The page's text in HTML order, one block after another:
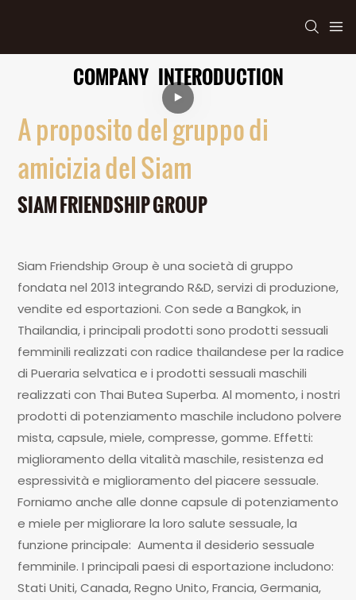
COMPANY INTERODUCTION
A proposito del gruppo di
amicizia del Siam
SIAM FRIENDSHIP GROUP
Siam Friendship Group è una società di gruppo
fondata nel 2013 integrando R&D, servizi di produzione,
vendite ed esportazioni. Con sede a Bangkok, in
Thailandia, i principali prodotti sono prodotti sessuali
femminili realizzati con radice thailandese per la radice
di Pueraria selvatica e i prodotti sessuali maschili
realizzati con Thai Butea Superba. Al momento, i nostri
prodotti di potenziamento maschile includono polvere
mista, capsule, miele, compresse, gomme. Effetti:
miglioramento della vitalità maschile, resistenza ed
espressività e miglioramento del piacere sessuale.
Forniamo anche alle donne capsule di potenziamento
e miele per migliorare la loro salute sessuale, la
funzione principale: Aumenta il desiderio sessuale
femminile. I principali paesi di esportazione includono:
Stati Uniti, Canada, Regno Unito, Francia, Germania,